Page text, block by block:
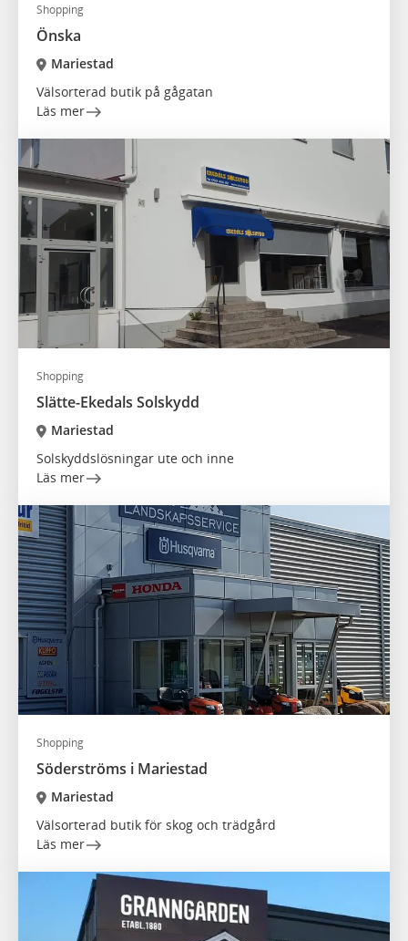
Shopping
Önska
Mariestad
Välsorterad butik på gågatan
Läs mer
Shopping
Slätte-Ekedals Solskydd
Mariestad
Solskyddslösningar ute och inne
Läs mer
Shopping
Söderströms i Mariestad
Mariestad
Välsorterad butik för skog och trädgård
Läs mer